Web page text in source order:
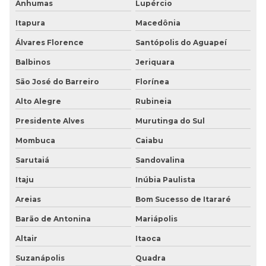
Anhumas Lupércio
Itapura Macedônia
Álvares Florence Santópolis do Aguapeí
Balbinos Jeriquara
São José do Barreiro Florínea
Alto Alegre Rubineia
Presidente Alves Murutinga do Sul
Mombuca Caiabu
Sarutaiá Sandovalina
Itaju Inúbia Paulista
Areias Bom Sucesso de Itararé
Barão de Antonina Mariápolis
Altair Itaoca
Suzanápolis Quadra